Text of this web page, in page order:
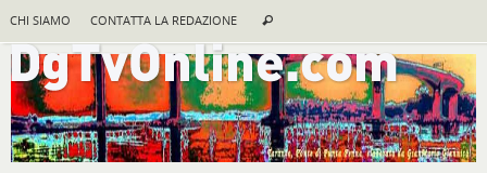
contenuto
CHI SIAMO CONTATTA LA REDAZIONE Cerca